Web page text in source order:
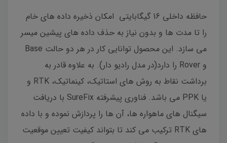
حافظه داخلی 16 گیگابایتی امکان ذخیره داده های خام
را تا مدت ها و بدون نیاز به حذف داده های پیشین میسر
می سازد. این محصول توانایی کار در هر دو حالت Base
و Rover را دارد(در مدل رادیو دار). به علاوه قادر به
برداشت نقاط به روش های استاتیک، کینماتیک، RTK و
یا PPK می باشد. فناوری پیشرفته SureFix با دریافت
سیگنال های ماهواره ها، آن ها را پردازش نموده و با داده
های RTK ترکیب می کند تا بتواند کیفیت تعیین موقعیت